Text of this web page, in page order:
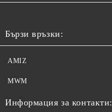
Бързи връзки:
AMIZ
MWM
Информация за контакти: